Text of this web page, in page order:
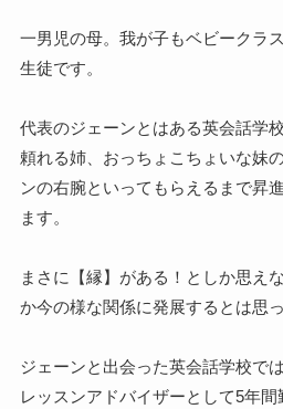
一男児の母。我が子もベビークラ
生徒です。
代表のジェーンとはある英会話学
頼れる姉、おっちょこちょいな妹
ンの右腕といってもらえるまで昇
ます。
まさに【縁】がある！としか思え
か今の様な関係に発展するとは思
ジェーンと出会った英会話学校で
レッスンアドバイザーとして5年